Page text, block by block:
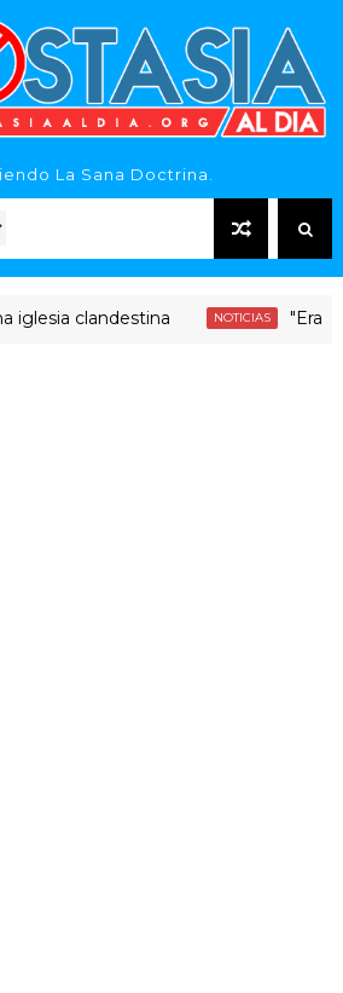
La Sana Doctrina.
clandestina NOTICIAS "Era dinero